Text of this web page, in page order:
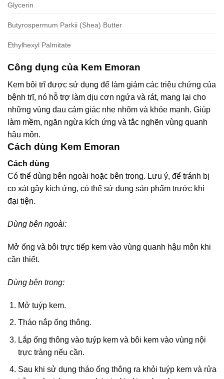
Glycerin
Butyrospermum Parkii (Shea) Butter
Ethylhexyl Palmitate
Công dụng của Kem Emoran
Kem bôi trĩ được sử dụng để làm giảm các triệu chứng của
bệnh trĩ, nó hỗ trợ làm dịu cơn ngứa và rát, mang lại cho
những vùng đau cảm giác nhẹ nhõm và khỏe mạnh. Giúp
làm mềm, ngăn ngừa kích ứng và tắc nghẽn vùng quanh
hậu môn.
Cách dùng Kem Emoran
Cách dùng
Có thể dùng bên ngoài hoặc bên trong. Lưu ý, để tránh bị
cọ xát gây kích ứng, có thể sử dụng sản phẩm trước khi
đại tiện.
Dùng bên ngoài:
Mở ống và bôi trực tiếp kem vào vùng quanh hậu môn khi
cần thiết.
Dùng bên trong:
Mở tuýp kem.
Tháo nắp ống thông.
Lắp ống thông vào tuýp kem và bôi kem vào vùng nội
trực tràng nếu cần.
Sau khi sử dụng tháo ống thông ra khỏi tuýp kem và rửa